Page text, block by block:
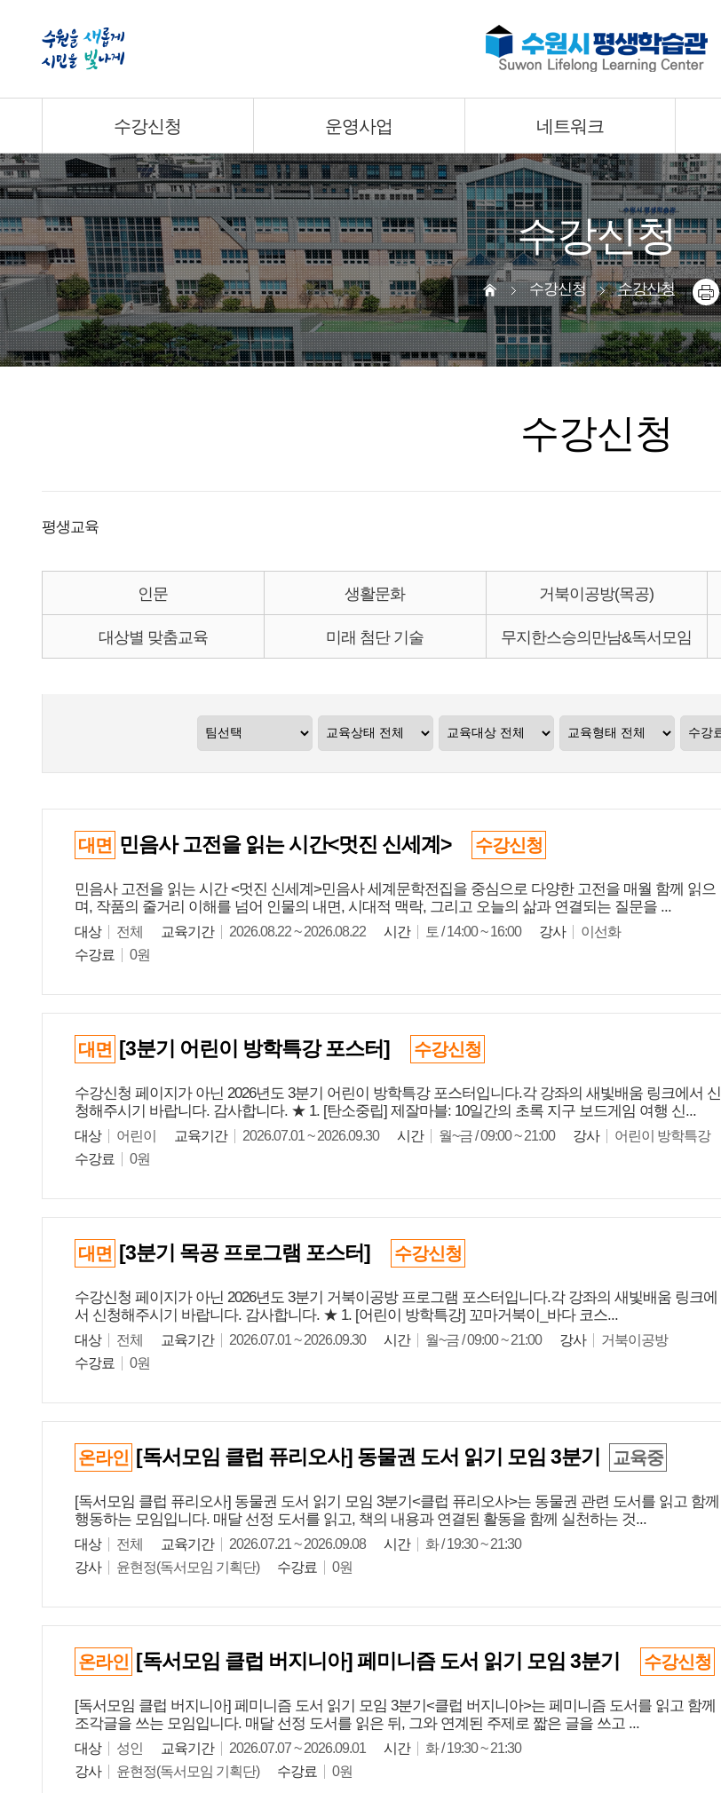
수강신청 운영사업 네트워크
수강신청
수강신청 수강신청
수강신청
평생교육
인문 생활문화 거북이공방(목공)
대상별 맞춤교육 미래 첨단 기술 무지한스승의만남&독서모임
대면 민음사 고전을 읽는 시간<멋진 신세계> 수강신청
민음사 고전을 읽는 시간 <멋진 신세계>민음사 세계문학전집을 중심으로 다양한 고전을 매월 함께 읽으
며, 작품의 줄거리 이해를 넘어 인물의 내면, 시대적 맥락, 그리고 오늘의 삶과 연결되는 질문을 ...
대상 전체 교육기간 2026.08.22 ~ 2026.08.22 시간 토 / 14:00 ~ 16:00 강사
이선화
수강료
0원
대면 [3분기 어린이 방학특강 포스터] 수강신청
수강신청 페이지가 아닌 2026년도 3분기 어린이 방학특강 포스터입니다.각 강좌의 새빛배움 링크에서 신
청해주시기 바랍니다. 감사합니다. ★ 1. [탄소중립] 제잘마블: 10일간의 초록 지구 보드게임 여행 신...
대상 어린이 교육기간 2026.07.01 ~ 2026.09.30 시간 월~금 / 09:00 ~ 21:00 강사
어린이 방학특강
수강료
0원
대면 [3분기 목공 프로그램 포스터] 수강신청
수강신청 페이지가 아닌 2026년도 3분기 거북이공방 프로그램 포스터입니다.각 강좌의 새빛배움 링크에
서 신청해주시기 바랍니다. 감사합니다. ★ 1. [어린이 방학특강] 꼬마거북이_바다 코스...
대상 전체 교육기간 2026.07.01 ~ 2026.09.30 시간 월~금 / 09:00 ~ 21:00 강사
거북이공방
수강료
0원
온라인 [독서모임 클럽 퓨리오사] 동물권 도서 읽기 모임 3분기 교육중
[독서모임 클럽 퓨리오사] 동물권 도서 읽기 모임 3분기<클럽 퓨리오사>는 동물권 관련 도서를 읽고 함께
행동하는 모임입니다. 매달 선정 도서를 읽고, 책의 내용과 연결된 활동을 함께 실천하는 것...
대상 전체 교육기간 2026.07.21 ~ 2026.09.08 시간
화 / 19:30 ~ 21:30
강사
윤현정(독서모임 기획단) 수강료 0원
온라인 [독서모임 클럽 버지니아] 페미니즘 도서 읽기 모임 3분기 수강신청
[독서모임 클럽 버지니아] 페미니즘 도서 읽기 모임 3분기<클럽 버지니아>는 페미니즘 도서를 읽고 함께
조각글을 쓰는 모임입니다. 매달 선정 도서를 읽은 뒤, 그와 연계된 주제로 짧은 글을 쓰고 ...
대상 성인 교육기간 2026.07.07 ~ 2026.09.01 시간
화 / 19:30 ~ 21:30
강사
윤현정(독서모임 기획단) 수강료 0원